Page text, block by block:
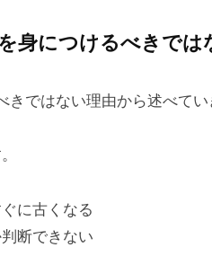
身につけるべきでは
きではない理由から述べてい
に古くなる
断できない